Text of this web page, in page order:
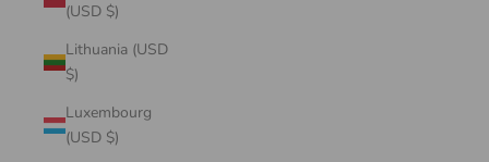
(USD $)
Lithuania (USD
$)
Luxembourg
(USD $)